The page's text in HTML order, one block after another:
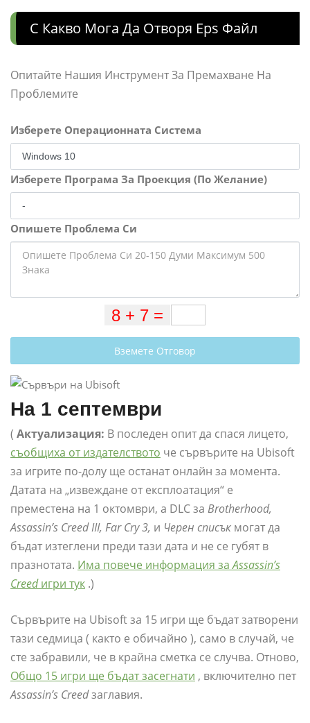
С Какво Мога Да Отворя Eps Файл
Опитайте Нашия Инструмент За Премахване На
Проблемите
Изберете Операционната Система
Изберете Програма За Проекция (По Желание)
Опишете Проблема Си
Вземете Отговор
На 1 септември
( Актуализация: В последен опит да спася лицето,
съобщиха от издателството че сървърите на Ubisoft
за игрите по-долу ще останат онлайн за момента.
Датата на „извеждане от експлоатация“ е
преместена на 1 октомври, а DLC за Brotherhood,
Assassin’s Creed III, Far Cry 3, и Черен списък могат да
бъдат изтеглени преди тази дата и не се губят в
празнотата. Има повече информация заAssassin’s
Creed игри тук .)
Сървърите на Ubisoft за 15 игри ще бъдат затворени
тази седмица ( както е обичайно ), само в случай, че
сте забравили, че в крайна сметка се случва. Отново,
Общо 15 игри ще бъдат засегнати , включително пет
Assassin’s Creedзаглавия.